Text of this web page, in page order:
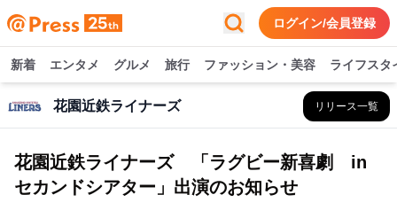
ログイン/会員登録
新着 エンタメ グルメ 旅行 ファッション・美容 ライフスタ
花園近鉄ライナーズ リリース一覧
花園近鉄ライナーズ 「ラグビー新喜劇 in
セカンドシアター」出演のお知らせ